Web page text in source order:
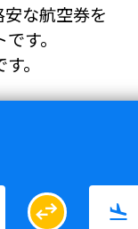
安な航空券を
す。
。
swap_horiz